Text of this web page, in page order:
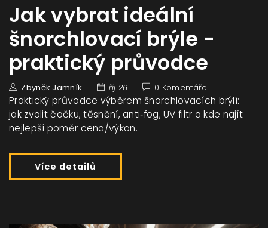
Jak vybrat ideální
šnorchlovací brýle -
praktický průvodce
Zbyněk Jamník říj 26 0 Komentáře
Praktický průvodce výběrem šnorchlovacích brýlí:
jak zvolit čočku, těsnění, anti‑fog, UV filtr a kde najít
nejlepší poměr cena/výkon.
Více detailů